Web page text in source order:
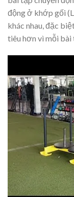
động ở khớp gối
khác nhau, đặc
tiêu hơn vì mỗi bài